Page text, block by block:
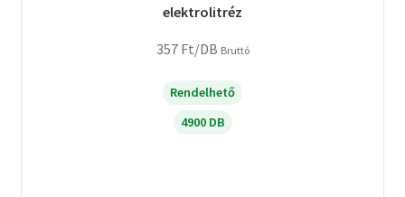
elektrolitréz
357 Ft/DB Bruttó
Rendelhető
4900 DB